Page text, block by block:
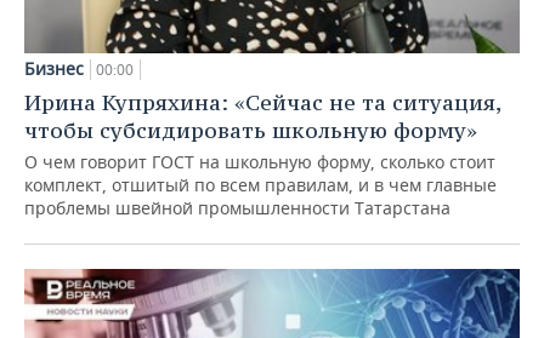
Бизнес 00:00
Ирина Купряхина: «Сейчас не та ситуация,
чтобы субсидировать школьную форму»
О чем говорит ГОСТ на школьную форму, сколько стоит
комплект, отшитый по всем правилам, и в чем главные
проблемы швейной промышленности Татарстана